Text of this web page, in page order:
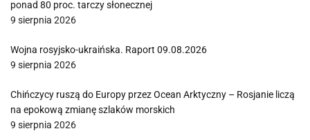
ponad 80 proc. tarczy słonecznej
9 sierpnia 2026
Wojna rosyjsko-ukraińska. Raport 09.08.2026
9 sierpnia 2026
Chińczycy ruszą do Europy przez Ocean Arktyczny – Rosjanie liczą
na epokową zmianę szlaków morskich
9 sierpnia 2026